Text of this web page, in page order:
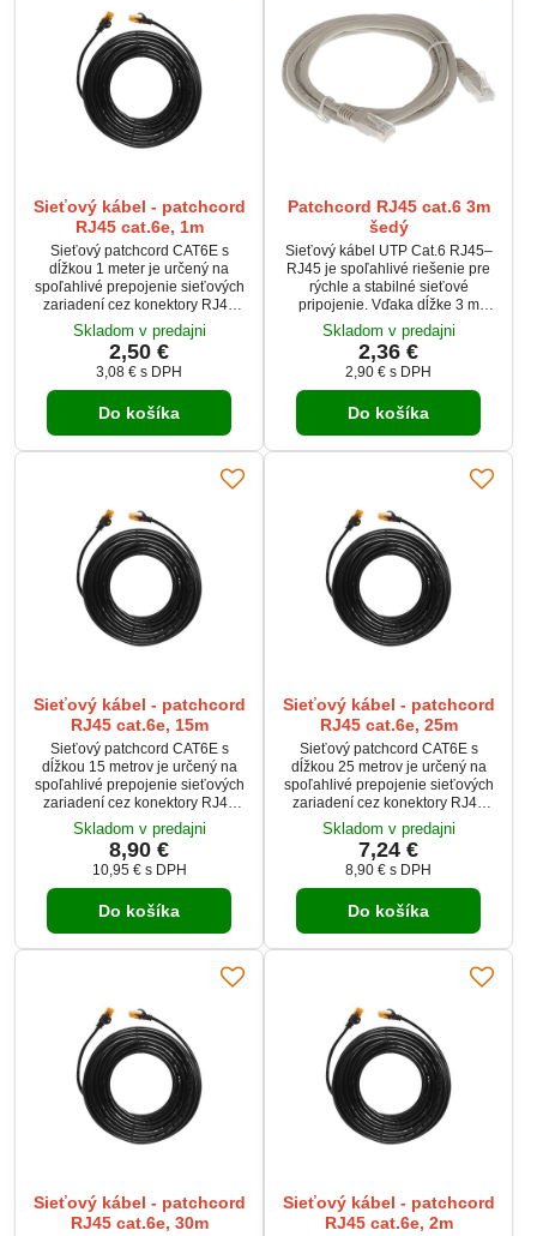
Sieťový kábel - patchcord
RJ45 cat.6e, 1m
Sieťový patchcord CAT6E s
dĺžkou 1 meter je určený na
spoľahlivé prepojenie sieťových
zariadení cez konektory RJ45
(8P8C). Podporuje rýchly a
stabilný prenos dát v
gigabitových sieťach s nízkou
latenciou. Zapojenie 1:1 zaručuje
plnú kompatibilitu so
štandardnými sieťovými prvkami.
Vhodný pre domáce, kancelárske
aj profesionálne použitie.
Skladom v predajni
2,50 €
3,08 € s DPH
Do košíka
Patchcord RJ45 cat.6 3m
šedý
Sieťový kábel UTP Cat.6 RJ45–
RJ45 je spoľahlivé riešenie pre
rýchle a stabilné sieťové
pripojenie. Vďaka dĺžke 3 m
ponúka dostatok flexibility pri
zapojení doma aj v kancelárii.
Kvalitné vodiče CCA AWG 26
zabezpečujú plynulý prenos dát.
Jednoduchá voľba, na ktorú sa
môžete každý deň spoľahnúť.
Skladom v predajni
2,36 €
2,90 € s DPH
Do košíka
Sieťový kábel - patchcord
RJ45 cat.6e, 15m
Sieťový patchcord CAT6E s
dĺžkou 15 metrov je určený na
spoľahlivé prepojenie sieťových
zariadení cez konektory RJ45
(8P8C). Podporuje rýchly a
stabilný prenos dát v
gigabitových sieťach s nízkou
latenciou. Zapojenie 1:1 zaručuje
plnú kompatibilitu so
štandardnými sieťovými prvkami.
Vhodný pre domáce, kancelárske
aj profesionálne použitie.
Skladom v predajni
8,90 €
10,95 € s DPH
Do košíka
Sieťový kábel - patchcord
RJ45 cat.6e, 25m
Sieťový patchcord CAT6E s
dĺžkou 25 metrov je určený na
spoľahlivé prepojenie sieťových
zariadení cez konektory RJ45
(8P8C). Podporuje rýchly a
stabilný prenos dát v
gigabitových sieťach s nízkou
latenciou. Zapojenie 1:1 zaručuje
plnú kompatibilitu so
štandardnými sieťovými prvkami.
Vhodný pre domáce, kancelárske
aj profesionálne použitie.
Skladom v predajni
7,24 €
8,90 € s DPH
Do košíka
Sieťový kábel - patchcord
RJ45 cat.6e, 30m
Sieťový kábel - patchcord
RJ45 cat.6e, 2m